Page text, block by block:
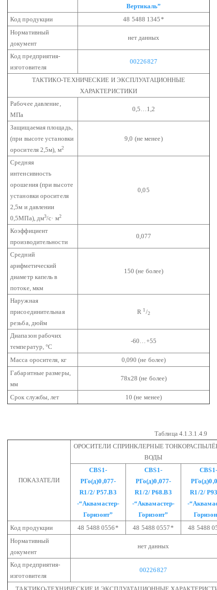
Вертикаль”
Код продукции
48 5488 1345*
Нормативный
документ
нет данных
Код предприятия-
изготовителя
00226827
ТАКТИКО-ТЕХНИЧЕСКИЕ И ЭКСПЛУАТАЦИОННЫЕ
ХАРАКТЕРИСТИКИ
Рабочее давление,
МПа
0,5…1,2
Защищаемая площадь,
(при высоте установки
оросителя 2,5м), м2
9,0 (не менее)
Средняя
интенсивность
орошения (при высоте
установки оросителя
2,5м и давлении
0,5МПа), дм3/с· м2
0,05
Коэффициент
производительности
0,077
Средний
арифметический
диаметр капель в
потоке, мкм
150 (не более)
Наружная
присоединительная
резьба, дюйм
R 1 /2
Диапазон рабочих
температур, °С
-60…+55
Масса оросителя, кг
0,090 (не более)
Габаритные размеры,
мм
78х28 (не более)
Срок службы, лет 10 (не менее)
Таблица 4.1.3.1.4.9
ПОКАЗАТЕЛИ
ОРОСИТЕЛИ СПРИНКЛЕРНЫЕ
ВОДЫ
СВS1-
РГо(д)0,077-
R1/2/Р57.В3
-“Аквамастер-
Горизонт”
СВS1-
РГо(д)0,077-
R1/2/Р68.В3
-“Аквамастер-
Горизонт”
СВS1-
R1/2/
-
Код продукции
48 5488 0556* 48 5488 0557*
48 5488
Нормативный
документ
нет данных
Код предприятия-
изготовителя
00226827
ТАКТИКО-ТЕХНИЧЕСКИЕ И ЭКСПЛУАТАЦИОННЫЕ